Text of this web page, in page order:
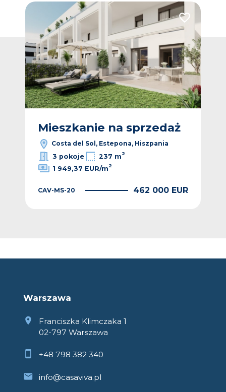
Dodaj do ulubionych Dodaj do
Mieszkanie na sprzedaż
Costa del Sol, Estepona, Hiszpania
3 pokoje
237 m2
1 949,37 EUR/m2
CAV-MS-20 462 000 EUR
Warszawa
Franciszka Klimczaka 1
02-797 Warszawa
+48 798 382 340
info@casaviva.pl